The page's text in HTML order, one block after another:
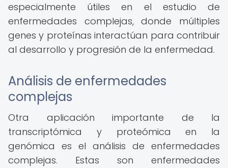
especialmente útiles en el estudio de
enfermedades complejas, donde múltiples
genes y proteínas interactúan para contribuir
al desarrollo y progresión de la enfermedad.
Análisis de enfermedades
complejas
Otra aplicación importante de la
transcriptómica y proteómica en la
genómica es el análisis de enfermedades
complejas. Estas son enfermedades